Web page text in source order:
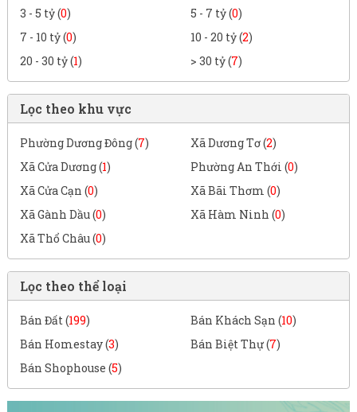
3 - 5 tỷ (0) 5 - 7 tỷ (0)
7 - 10 tỷ (0) 10 - 20 tỷ (2)
20 - 30 tỷ (1) > 30 tỷ (7)
Lọc theo khu vực
Phường Dương Đông (7) Xã Dương Tơ (2)
Xã Cửa Dương (1) Phường An Thới (0)
Xã Cửa Cạn (0) Xã Bãi Thơm (0)
Xã Gành Dầu (0) Xã Hàm Ninh (0)
Xã Thổ Châu (0)
Lọc theo thể loại
Bán Đất (199) Bán Khách Sạn (10)
Bán Homestay (3) Bán Biệt Thự (7)
Bán Shophouse (5)